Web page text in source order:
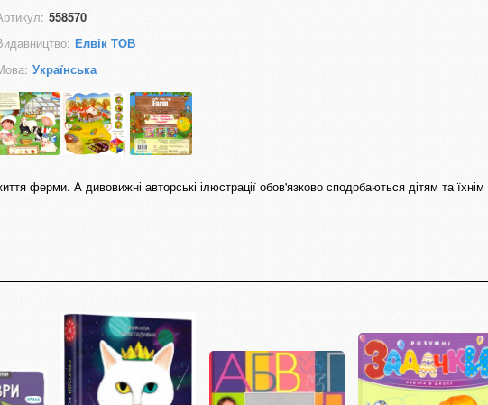
558570
Елвік ТОВ
Українська
ферми. А дивовижні авторські ілюстрації обов'язково сподобаються дітям та їхнім